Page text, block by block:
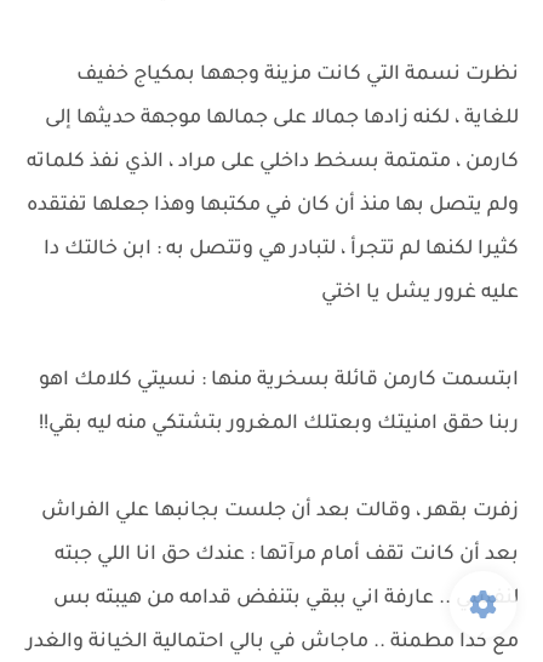
نظرت نسمة التي كانت مزينة وجهها بمكياج خفيف
للغاية ، لكنه زادها جمالا على جمالها موجهة حديثها إلى
كارمن ، متمتمة بسخط داخلي على مراد ، الذي نفذ كلماته
ولم يتصل بها منذ أن كان في مكتبها وهذا جعلها تفتقده
كثيرا لكنها لم تتجرأ ، لتبادر هي وتتصل به : ابن خالتك دا
عليه غرور يشل يا اختي
ابتسمت كارمن قائلة بسخرية منها : نسيتي كلامك اهو
ربنا حقق امنيتك وبعتلك المغرور بتشتكي منه ليه بقي!!
زفرت بقهر ، وقالت بعد أن جلست بجانبها علي الفراش
بعد أن كانت تقف أمام مرآتها : عندك حق انا اللي جبته
لنفسي .. عارفة اني ببقي بتنفض قدامه من هيبته بس
مع كدا مطمنة .. ماجاش في بالي احتمالية الخيانة والغدر